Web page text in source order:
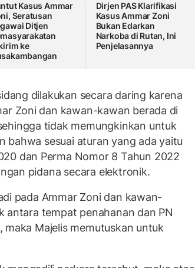
Kasus Ammar
Seratusan
Ditjen
ke
Dirjen PAS Klarifikasi
Kasus Ammar Zoni
Bukan Edarkan
Narkoba di Rutan, Ini
Penjelasannya
dilakukan secara daring karena
Zoni dan kawan-kawan berada di
tidak memungkinkan untuk
bahwa sesuai aturan yang ada yaitu
dan Perma Nomor 8 Tahun 2022
pidana secara elektronik.
pada Ammar Zoni dan kawan-
antara tempat penahanan dan PN
maka Majelis memutuskan untuk